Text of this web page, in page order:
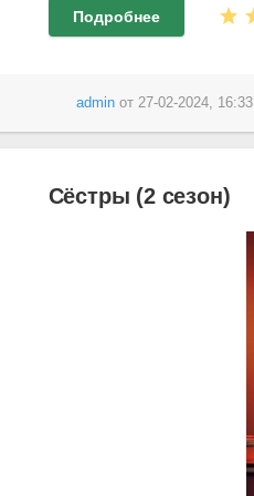
Подробнее
adminот 27-02-2024, 16:33
Сёстры (2 сезон)